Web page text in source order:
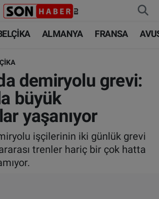
ALMANYA FRANSA
demiryolu grevi:
büyük
yaşanıyor
işçilerinin iki günlük grevi
trenler hariç bir çok hatta
Durumu ve Fikstür
Haberleri